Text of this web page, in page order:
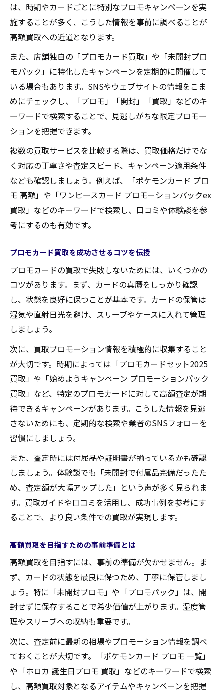
は、時期やカードごとに特別なプロモキャンペーンを実
施することが多く、こうした情報を事前に調べることが
高額買取への近道となります。
また、店舗独自の「プロモカード買取」や「未開封プロ
モパック」に特化したキャンペーンを定期的に開催して
いる場合もあります。SNSやウェブサイトの情報をこま
めにチェックし、「プロモ」「開封」「買取」などのキ
ーワードで検索することで、見逃しがちな限定プロモー
ションを把握できます。
複数の買取サービスを比較する際は、買取価格だけでな
く対応の丁寧さや査定スピード、キャンペーン適用条件
なども確認しましょう。例えば、「ポケモンカード プロ
モ 高額」や「ワンピースカード プロモーションパックex
買取」などのキーワードで検索し、口コミや体験談を参
考にするのも有効です。
プロモカード買取を成功させるコツを伝授
プロモカードの買取で失敗しないためには、いくつかの
コツがあります。まず、カードの真贋をしっかり確認
し、状態を良好に保つことが基本です。カードの保管は
湿気や直射日光を避け、スリーブやケースに入れて管理
しましょう。
次に、買取プロモーション情報を積極的に収集すること
が大切です。時期によっては「プロモカードセット2025
買取」や「始めようキャンペーン プロモーションパック
買取」など、特定のプロモカードに対して高額査定が期
待できるキャンペーンがあります。こうした情報を見逃
さないためにも、定期的な検索や業者のSNSフォローを
習慣にしましょう。
また、査定時には付属品や証明書が揃っているかも確認
しましょう。体験談でも「未開封で付属品完備だったた
め、査定額が大幅アップした」という声が多く見られま
す。買取ガイドや口コミを活用し、成功事例を参考にす
ることで、より良い条件での買取が実現します。
高額買取を目指すための事前準備とは
高額買取を目指すには、事前の準備が欠かせません。ま
ず、カードの状態を最良に保つため、丁寧に保管しまし
ょう。特に「未開封プロモ」や「プロモパック」は、開
封せずに保存することで希少価値が上がります。湿度管
理やスリーブへの収納も重要です。
次に、査定前に最新の相場やプロモーション情報を調べ
ておくことが大切です。「ポケモンカード プロモ 一覧」
や「ホロカ 誕生日プロモ 買取」などのキーワードで検索
し、高額買取対象となるアイテムやキャンペーンを把握